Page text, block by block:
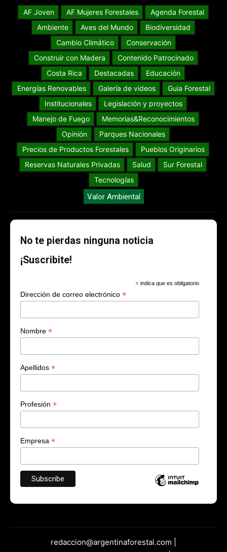
AF Joven AF Mujeres Forestales
Agenda Forestal
Ambiente
Aves del Mundo
Biodiversidad
Cambio Climático
Conservación
Construir con Madera
Contenido Patrocinado
Costa Rica
Destacadas
Educación
Energías Renovables
Galería de videos
Guia Forestal
Institucionales
Legislación y proyectos
Manejo de Fuego
Memorias&Reconocimientos
Opinión
Parques Nacionales
Precios de Productos Forestales
Pueblos Originarios
Reservas Naturales Privadas
Salud
Sur Forestal
Tecnologías
Valor Ambiental
No te pierdas ninguna noticia
¡Suscribite!
* indica que es obligatorio
Dirección de correo electrónico *
Nombre *
Apellidos *
Profesión *
Empresa *
redaccion@argentinaforestal.com |